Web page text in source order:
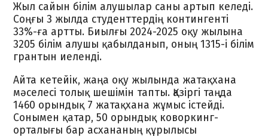
Жыл сайын білім алушылар саны артып келеді.
Соңғы 3 жылда студенттердің контингенті
33%-ға артты. Биылғы 2024-2025 оқу жылына
3205 білім алушы қабылданып, оның 1315-і білім
грантын иеленді.
Айта кетейік, жаңа оқу жылында жатақхана
мәселесі толық шешімін тапты. Қазіргі таңда
1460 орындық 7 жатақхана жұмыс істейді.
Сонымен қатар, 50 орындық коворкинг-
орталығы бар асхананың құрылысы